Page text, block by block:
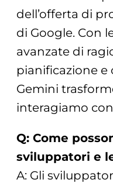
dell’offerta di
di Google. Con
avanzate di
pianificazione
Gemini
interagiamo
Q: Come
sviluppatori e
A: Gli